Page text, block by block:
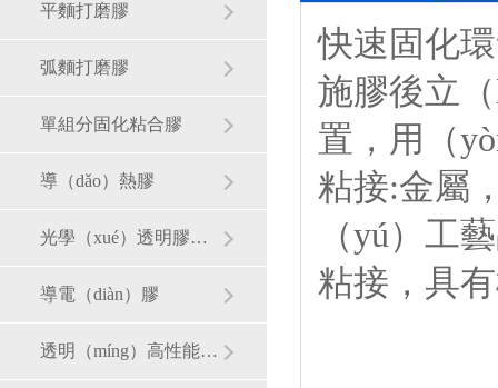
平麵打磨膠
弧麵打磨膠
單組分固化粘合膠
導（dǎo）熱膠
光學（xué）透明膠粘劑
導電（diàn）膠
透明（míng）高性能聚脲脂灌封膠
快速固化
施膠後立
置，用（
粘接:金屬
（yú）工
粘接，具